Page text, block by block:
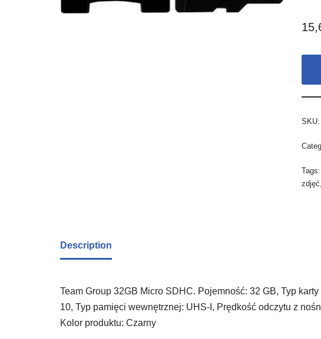
zdjęć
Description
Team Group 32GB Micro SDHC. Pojemność: 32 GB, Typ
10, Typ pamięci wewnętrznej: UHS-I, Prędkość odczytu z
Kolor produktu: Czarny